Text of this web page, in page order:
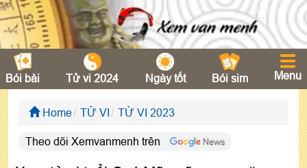
Bói bài Tử vi 2024 Ngày tốt Bói sim Menu
Home TỬ VI TỬ VI 2023
Theo dõi Xemvanmenh trên